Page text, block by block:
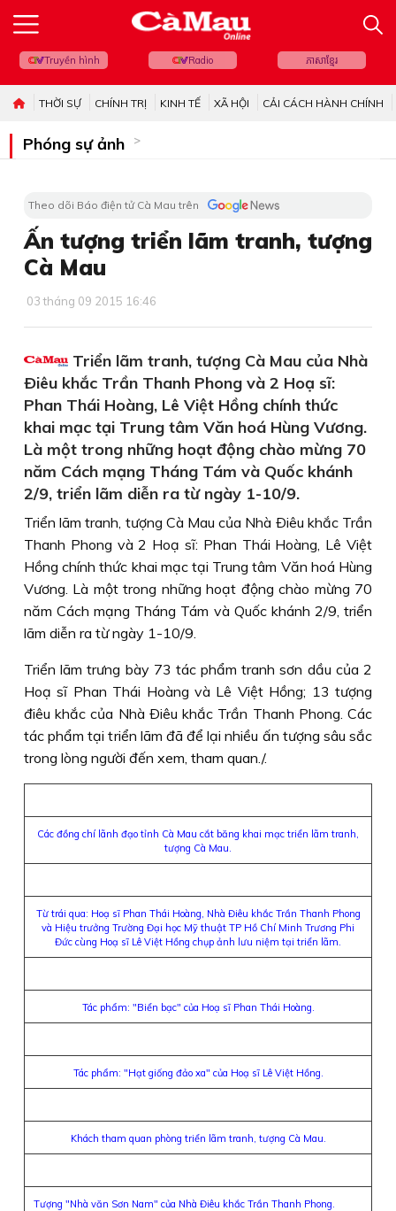
Truyền hình Radio ភាសាខ្មែរ
THỜI SỰ CHÍNH TRỊ KINH TẾ XÃ HỘI CẢI CÁCH HÀNH CHÍNH
Phóng sự ảnh
Theo dõi Báo điện tử Cà Mau trên
Ấn tượng triển lãm tranh, tượng
Cà Mau
03 tháng 09 2015 16:46
Triển lãm tranh, tượng Cà Mau của Nhà
Ðiêu khắc Trần Thanh Phong và 2 Hoạ sĩ:
Phan Thái Hoàng, Lê Việt Hồng chính thức
khai mạc tại Trung tâm Văn hoá Hùng Vương.
Là một trong những hoạt động chào mừng 70
năm Cách mạng Tháng Tám và Quốc khánh
2/9, triển lãm diễn ra từ ngày 1-10/9.
Triển lãm tranh, tượng Cà Mau của Nhà Ðiêu khắc Trần
Thanh Phong và 2 Hoạ sĩ: Phan Thái Hoàng, Lê Việt
Hồng chính thức khai mạc tại Trung tâm Văn hoá Hùng
Vương. Là một trong những hoạt động chào mừng 70
năm Cách mạng Tháng Tám và Quốc khánh 2/9, triển
lãm diễn ra từ ngày 1-10/9.
Triển lãm trưng bày 73 tác phẩm tranh sơn dầu của 2
Hoạ sĩ Phan Thái Hoàng và Lê Việt Hồng; 13 tượng
điêu khắc của Nhà Ðiêu khắc Trần Thanh Phong. Các
tác phẩm tại triển lãm đã để lại nhiều ấn tượng sâu sắc
trong lòng người đến xem, tham quan./.
Các đồng chí lãnh đạo tỉnh Cà Mau cắt băng khai mạc triển lãm tranh,
tượng Cà Mau.
Từ trái qua: Hoạ sĩ Phan Thái Hoàng, Nhà Điêu khắc Trần Thanh Phong
và Hiệu trưởng Trường Đại học Mỹ thuật TP Hồ Chí Minh Trương Phi
Đức cùng Hoạ sĩ Lê Việt Hồng chụp ảnh lưu niệm tại triển lãm.
Tác phẩm: "Biển bạc" của Hoạ sĩ Phan Thái Hoàng.
Tác phẩm: "Hạt giống đảo xa" của Hoạ sĩ Lê Việt Hồng.
Khách tham quan phòng triển lãm tranh, tượng Cà Mau.
Tượng "Nhà văn Sơn Nam" của Nhà Điêu khắc Trần Thanh Phong.